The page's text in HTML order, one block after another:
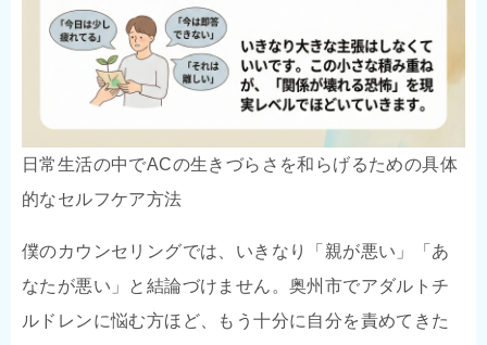
日常生活の中でACの生きづらさを和らげるための具体
的なセルフケア方法
僕のカウンセリングでは、いきなり「親が悪い」「あ
なたが悪い」と結論づけません。奥州市でアダルトチ
ルドレンに悩む方ほど、もう十分に自分を責めてきた